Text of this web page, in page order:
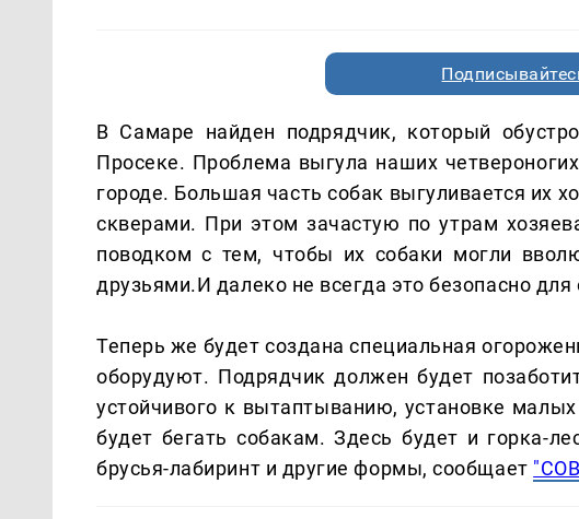
В Самаре найден подрядчик, который
Просеке. Проблема выгула наших
городе. Большая часть собак выгуливается их
скверами. При этом зачастую по утрам
поводком с тем, чтобы их собаки могли
друзьями.И далеко не всегда это безопасно
Теперь же будет создана специальная
оборудуют. Подрядчик должен будет
устойчивого к вытаптыванию, установке
будет бегать собакам. Здесь будет и горка-
брусья-лабиринт и другие формы, сообщает